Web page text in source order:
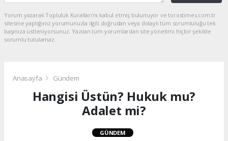
Yorum yazarak Topluluk Kuralları’nı kabul etmiş bulunuyor ve torostimes.com.tr
sitesine yaptığınız yorumunuzla ilgili doğrudan veya dolaylı tüm sorumluluğu tek
başınıza üstleniyorsunuz. Yazılan tüm yorumlardan site yönetimi hiçbir şekilde
sorumlu tutulamaz.
Anasayfa Gündem
Hangisi Üstün? Hukuk mu?
Adalet mi?
GÜNDEM